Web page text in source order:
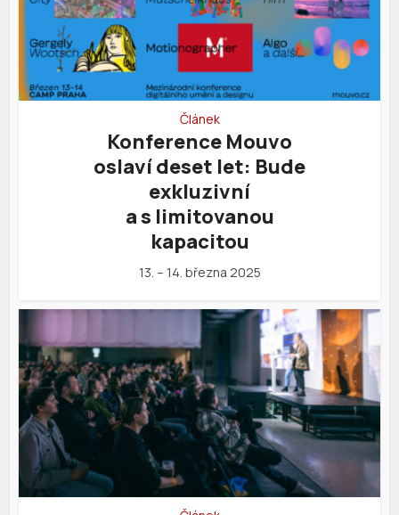
Článek
Konference Mouvo
oslaví deset let: Bude
exkluzivní
a s limitovanou
kapacitou
13. – 14. března 2025